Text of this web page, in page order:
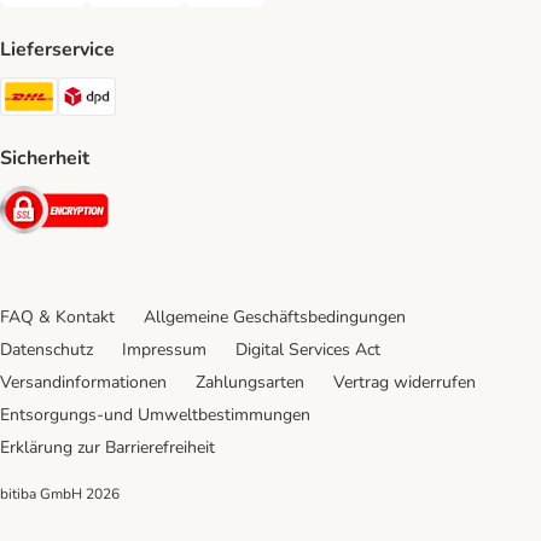
Lieferservice
DHL Shipping Method
Sicherheit
Security
FAQ & Kontakt
Allgemeine Geschäftsbedingungen
Datenschutz
Impressum
Digital Services Act
Versandinformationen
Zahlungsarten
Vertrag widerrufen
Entsorgungs-und Umweltbestimmungen
Erklärung zur Barrierefreiheit
bitiba GmbH 2026